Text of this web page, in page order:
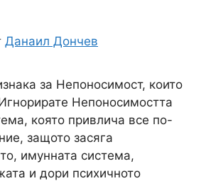
Данаил Дончев
за Непоносимост, които
Непоносимостта
която привлича все по-
защото засяга
имунната система,
и дори психичното